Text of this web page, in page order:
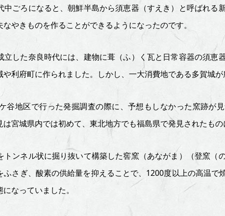
中ごろになると、朝鮮半島から須恵器（すえき）と呼ばれ
やきものを作ることができるようになったのです。
立した奈良時代には、建物に葺（ふ）く瓦と日常容器の須恵
利府町に作られました。しかし、一大消費地である多賀城
谷地区で行った発掘調査の際に、予想もしなかった窯跡
宮城県内では初めて、東北地方でも福島県で発見されたもの
トンネル状に掘り抜いて構築した窖窯（あながま）（登窯（
ふさぎ、酸素の供給量を抑えることで、1200度以上の高温
なっていました。